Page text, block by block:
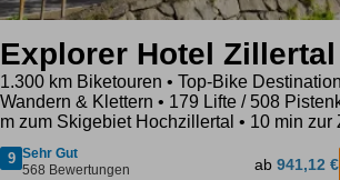
Explorer Hotel Zillertal
1.300 km Biketouren • Top-Bike
Wandern & Klettern • 179 Lifte / 508
m zum Skigebiet Hochzillertal • 10 min zur
9 Sehr Gut
568 Bewertungen
ab 941,12 €